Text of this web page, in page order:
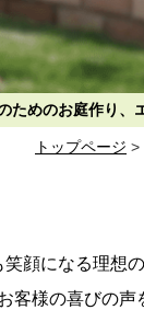
ためのお庭作り、
トップページ >
笑顔になる理想
客様の喜びの声